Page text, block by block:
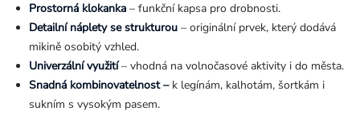
Prostorná klokanka – funkční kapsa pro drobnosti.
Detailní náplety se strukturou – originální prvek, který dodává
mikině osobitý vzhled.
Univerzální využití– vhodná na volnočasové aktivity i do města.
Snadná kombinovatelnost – k legínám, kalhotám, šortkám i
sukním s vysokým pasem.